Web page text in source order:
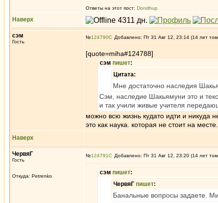
Ответы на этот пост: Dondhup
Наверх
сэм
Гость
№124790 Добавлено: Пт 31 Авг 12, 23:14 (14 лет
[quote=miha#124788]
сэм пишет:
Цитата:
Мне достаточно наследия
Сэм, наследие Шакьямуни это и
и так учили живые учителя
можно всю жизнь кудато идти и никуда
это как наука. которая не стоит на
Наверх
ЧервяГ
Гость
Откуда: Petrenko
№124791 Добавлено: Пт 31 Авг 12, 23:20 (14 лет
сэм пишет:
ЧервяГ пишет:
Банальные вопросы задаете.